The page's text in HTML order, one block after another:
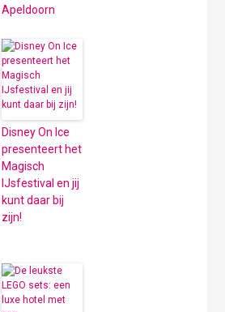
Apeldoorn
Disney On Ice
presenteert het
Magisch
IJsfestival en jij
kunt daar bij
zijn!